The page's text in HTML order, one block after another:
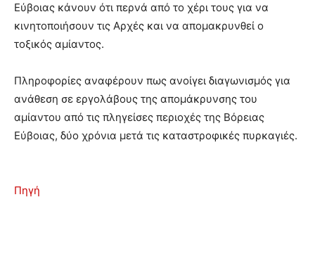
Εύβοιας κάνουν ότι περνά από το χέρι τους για να
κινητοποιήσουν τις Αρχές και να απομακρυνθεί ο
τοξικός αμίαντος.
Πληροφορίες αναφέρουν πως ανοίγει διαγωνισμός για
ανάθεση σε εργολάβους της απομάκρυνσης του
αμίαντου από τις πληγείσες περιοχές της Βόρειας
Εύβοιας, δύο χρόνια μετά τις καταστροφικές πυρκαγιές.
Πηγή